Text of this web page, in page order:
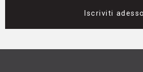
Iscriviti adesso